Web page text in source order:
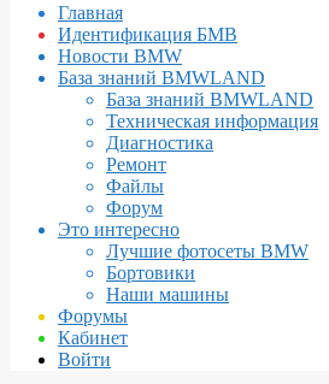
навигации
Главная
Идентификация БМВ
Новости BMW
База знаний BMWLAND
База знаний BMWLAND
Техническая информация
Диагностика
Ремонт
Файлы
Форум
Это интересно
Лучшие фотосеты BMW
Бортовики
Наши машины
Форумы
Кабинет
Войти